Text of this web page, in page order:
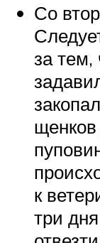
Со
за тем,
щенков
к
три